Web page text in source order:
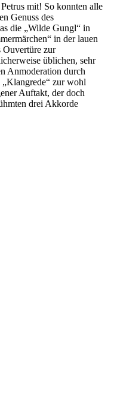
mit! So konnten alle
Genuss des
die „Wilde Gungl“ in
in der lauen
Ouvertüre zur
üblichen, sehr
Anmoderation durch
zur wohl
Auftakt, der doch
drei Akkorde